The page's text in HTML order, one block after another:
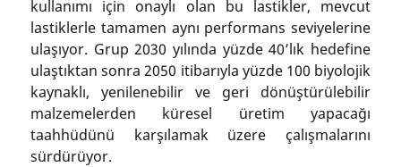
kullanımı için onaylı olan bu lastikler, mevcut
lastiklerle tamamen aynı performans seviyelerine
ulaşıyor. Grup 2030 yılında yüzde 40’lık hedefine
ulaştıktan sonra 2050 itibarıyla yüzde 100 biyolojik
kaynaklı, yenilenebilir ve geri dönüştürülebilir
malzemelerden küresel üretim yapacağı
taahhüdünü karşılamak üzere çalışmalarını
sürdürüyor.